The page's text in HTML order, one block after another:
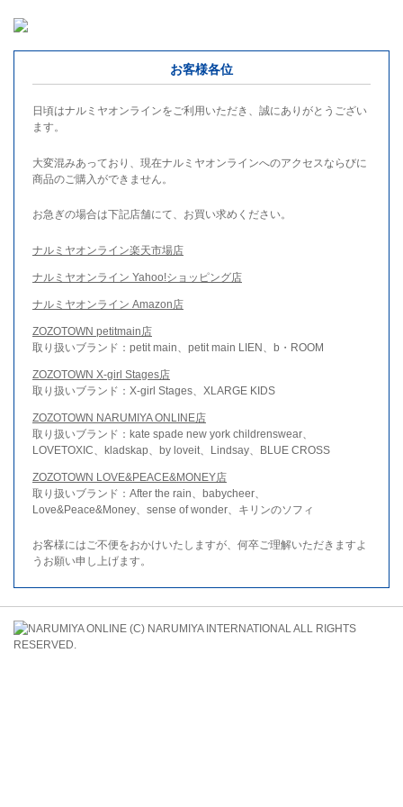
お客様各位
日頃はナルミヤオンラインをご利用いただき、誠にありがとうござい
ます。
大変混みあっており、現在ナルミヤオンラインへのアクセスならびに
商品のご購入ができません。
お急ぎの場合は下記店舗にて、お買い求めください。
ナルミヤオンライン楽天市場店
ナルミヤオンライン Yahoo!ショッピング店
ナルミヤオンライン Amazon店
ZOZOTOWN petitmain店
取り扱いブランド：petit main、petit main LIEN、b・ROOM
ZOZOTOWN X-girl Stages店
取り扱いブランド：X-girl Stages、XLARGE KIDS
ZOZOTOWN NARUMIYA ONLINE店
取り扱いブランド：kate spade new york childrenswear、
LOVETOXIC、kladskap、by loveit、Lindsay、BLUE CROSS
ZOZOTOWN LOVE&PEACE&MONEY店
取り扱いブランド：After the rain、babycheer、
Love&Peace&Money、sense of wonder、キリンのソフィ
お客様にはご不便をおかけいたしますが、何卒ご理解いただきますよ
うお願い申し上げます。